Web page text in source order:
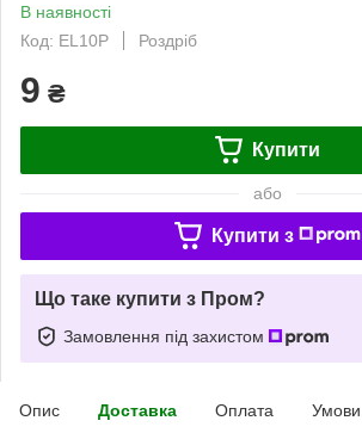
В наявності
Код: EL10P
Роздріб
9 ₴
Купити
або
Купити з
Що таке купити з Пром?
Замовлення під захистом
Опис Доставка Оплата